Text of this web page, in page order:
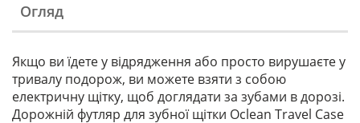
Огляд
Якщо ви їдете у відрядження або просто вирушаєте у
тривалу подорож, ви можете взяти з собою
електричну щітку, щоб доглядати за зубами в дорозі.
Дорожній футляр для зубної щітки Oclean Travel Case